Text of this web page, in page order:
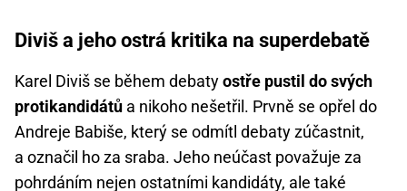
Diviš a jeho ostrá kritika na superdebatě
Karel Diviš se během debatyostře pustil do svých
protikandidátů a nikoho nešetřil. Prvně se opřel do
Andreje Babiše, který se odmítl debaty zúčastnit,
a označil ho za sraba. Jeho neúčast považuje za
pohrdáním nejen ostatními kandidáty, ale také